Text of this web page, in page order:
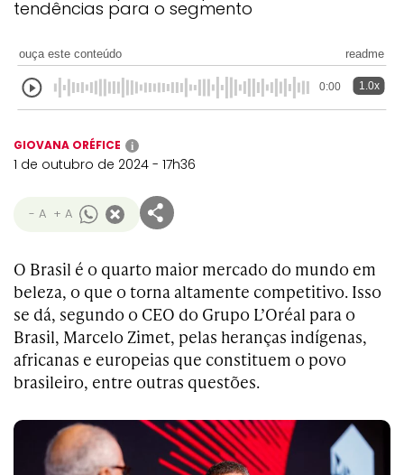
tendências para o segmento
ouça este conteúdo readme
0:00 1.0x
GIOVANA ORÉFICE i
1 de outubro de 2024 - 17h36
- A + A
O Brasil é o quarto maior mercado do mundo em
beleza, o que o torna altamente competitivo. Isso
se dá, segundo o CEO do Grupo L’Oréal para o
Brasil, Marcelo Zimet, pelas heranças indígenas,
africanas e europeias que constituem o povo
brasileiro, entre outras questões.